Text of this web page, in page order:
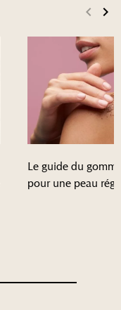
keyboard_arrow_left keyboard_arrow_right
Le guide du
pour une peau